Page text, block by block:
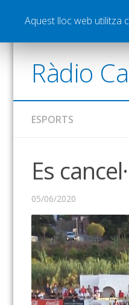
Notícies Esports
Ràdio
ESPORTS
Es
05/06/2020
Aquest lloc web utilitza